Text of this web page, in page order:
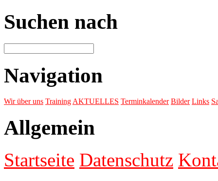
Suchen nach
Navigation
Wir über uns Training AKTUELLES Terminkalender Bilder Links
Allgemein
Startseite Datenschutz